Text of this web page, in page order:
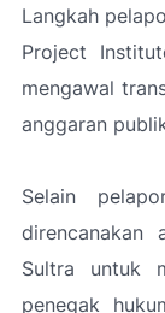
Langkah
Project
mengawal
anggaran
Selain
Sultra untuk
penegak